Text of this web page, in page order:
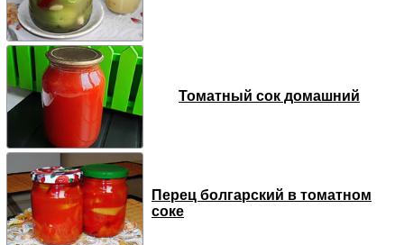
Томатный сок домашний
Перец болгарский в томатном
соке